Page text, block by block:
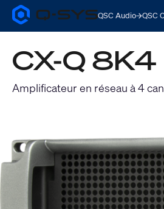
Q-
SYS
Products
Homepage
QSC Audio QSC
CX-Q 8K4
Amplificateur en réseau à 4